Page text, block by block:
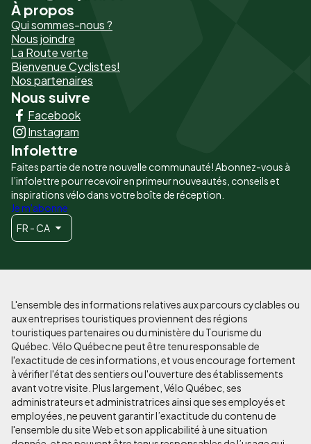
Pied
de
page
-
Liens
principaux
À propos
Qui sommes-nous ?
Nous joindre
La Route verte
Bienvenue Cyclistes!
Nos partenaires
Nous suivre
Facebook
Instagram
Infolettre
Faites partie de notre nouvelle communauté! Abonnez-vous à
l’infolettre pour recevoir en primeur nouveautés, conseils et
inspirations vélo dans votre boîte de réception.
Je m'abonne
FR - CA
L'ensemble des informations relatives aux parcours cyclables ou
aux entreprises touristiques proviennent des régions
touristiques partenaires ou du ministère du Tourisme du
Québec. Vélo Québec ne peut être tenu responsable de
l'exactitude de ces informations, et vous encourage fortement
à vérifier l'état des sentiers ou l'ouverture des établissements
avant votre visite. Plus largement, Vélo Québec, ses
administrateurs et administratrices ainsi que ses employés et
employées, ne peuvent garantir l’exactitude du contenu de
l'ensemble du site Web et son applicabilité à une situation